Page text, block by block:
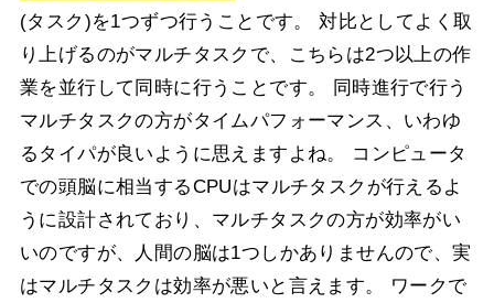
(タスク)を1つずつ行うことです。対比としてよく取
り上げるのがマルチタスクで、こちらは2つ以上の作
業を並行して同時に行うことです。
同時進行で行う
マルチタスクの方がタイムパフォーマンス、いわゆ
るタイパが良いように思えますよね。 コンピュータ
での頭脳に相当するCPUはマルチタスクが行えるよ
うに設計されており、マルチタスクの方が効率がい
いのですが、人間の脳は1つしかありませんので、実
はマルチタスクは効率が悪いと言えます。
ワークで